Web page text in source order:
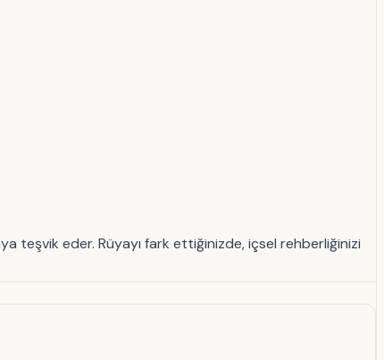
teşvik eder. Rüyayı fark ettiğinizde, içsel rehberliğinizi